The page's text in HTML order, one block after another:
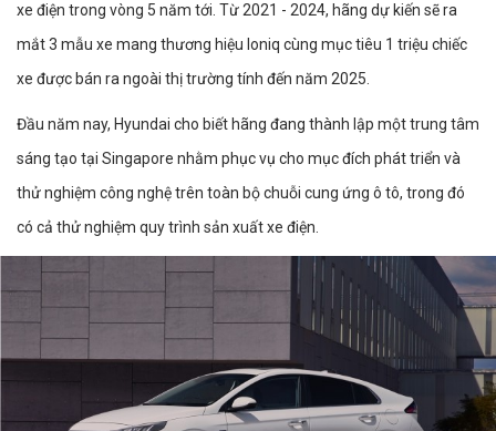
xe điện trong vòng 5 năm tới. Từ 2021 - 2024, hãng dự kiến sẽ ra
mắt 3 mẫu xe mang thương hiệu Ioniq cùng mục tiêu 1 triệu chiếc
xe được bán ra ngoài thị trường tính đến năm 2025.
Đầu năm nay, Hyundai cho biết hãng đang thành lập một trung tâm
sáng tạo tại Singapore nhằm phục vụ cho mục đích phát triển và
thử nghiệm công nghệ trên toàn bộ chuỗi cung ứng ô tô, trong đó
có cả thử nghiệm quy trình sản xuất xe điện.